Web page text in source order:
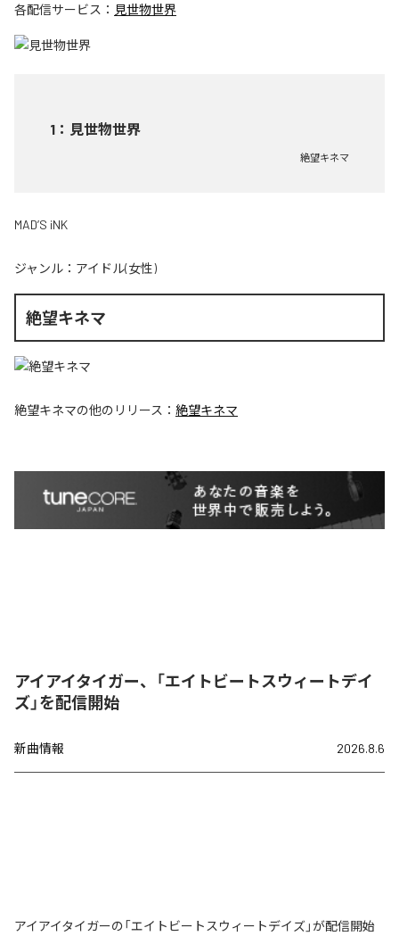
各配信サービス： 見世物世界
1 ： 見世物世界
絶望キネマ
MAD’S iNK
ジャンル： アイドル(女性)
絶望キネマ
絶望キネマの他のリリース： 絶望キネマ
アイアイタイガー、「エイトビートスウィートデイ
ズ」を配信開始
新曲情報 2026.8.6
アイアイタイガーの「エイトビートスウィートデイズ」が配信開始